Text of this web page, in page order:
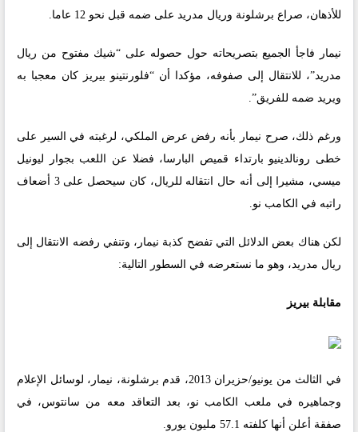
للأذهان، صراع برشلونة وريال مدريد على ضمه قبل نحو 12 عاما.
نيمار فاجأ الجميع بتصريحاته حول حصوله على “شيك مفتوح من ريال
مدريد”، للانتقال إلى صفوفه، مؤكدا أن “فلورنتينو بيريز كان معجبا به
ويريد ضمه للفريق”.
ورغم ذلك، صرح نيمار بأنه رفض عرض الملكي، لرغبته في السير على
خطى رونالدينيو بارتداء قميص البارسا، فضلا عن اللعب بجوار ليونيل
ميسي، مشيرا إلى أنه حال انتقاله للريال، كان سيحصل على 3 أضعاف
راتبه في الكامب نو.
لكن هناك بعض الدلائل التي تفضح كذبة نيمار، وتنفي رفضه الانتقال إلى
ريال مدريد، وهو ما نستعرضه في السطور التالية:
مقابلة بيريز
في الثالث من يونيو/حزيران 2013، قدم برشلونة، نيمار، لوسائل الإعلام
وجماهيره في ملعب الكامب نو، بعد التعاقد معه من سانتوس، في
صفقة أعلن أنها كلفته 57.1 مليون يورو.